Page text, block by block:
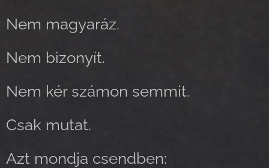
Nem magyaráz.
Nem bizonyít.
Nem kér számon semmit.
Csak mutat.
Azt mondja csendben: